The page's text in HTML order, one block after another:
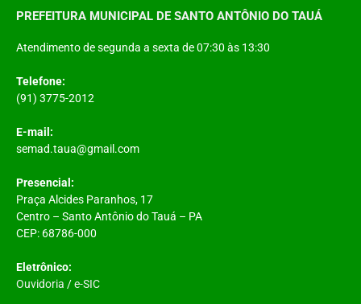
PREFEITURA MUNICIPAL DE SANTO ANTÔNIO DO TAUÁ
Atendimento de segunda a sexta de 07:30 às 13:30
Telefone:
(91) 3775-2012
E-mail:
semad.taua@gmail.com
Presencial:
Praça Alcides Paranhos, 17
Centro – Santo Antônio do Tauá – PA
CEP: 68786-000
Eletrônico:
Ouvidoria /e-SIC